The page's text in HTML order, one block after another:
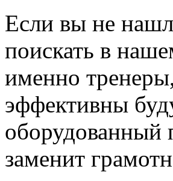
Если вы не
поискать в
именно
эффективны
оборудованный
заменит